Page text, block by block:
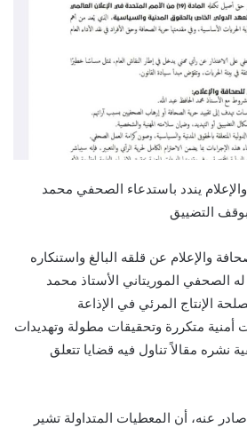
يندد باستدعاء الصحفي محمد
التضييق
والإعلام عن قلقه البالغ واستنكاره
الصحفي الموريتاني الأستاذ محمد
الإنتاج المرئي في الإذاعة
أمنية متكررة وتحقيقات مطولة وتهديدات
مقالاً تناول فيه قضايا تتعلق
عنه، أن المعطيات المتداولة تشير